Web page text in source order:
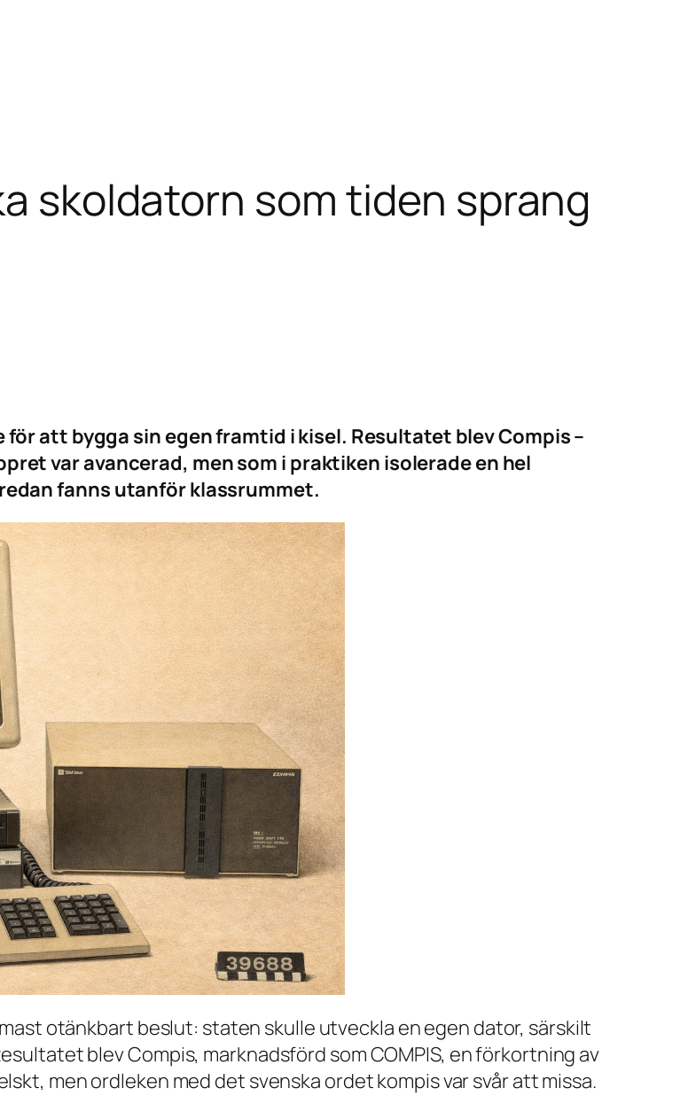
skoldatorn som tiden sprang
att bygga sin egen framtid i kisel. Resultatet blev Compis –
var avancerad, men som i praktiken isolerade en hel
fanns utanför klassrummet.
otänkbart beslut: staten skulle utveckla en egen dator, särskilt
blev Compis, marknadsförd som COMPIS, en förkortning av
men ordleken med det svenska ordetkompisvar svår att missa.